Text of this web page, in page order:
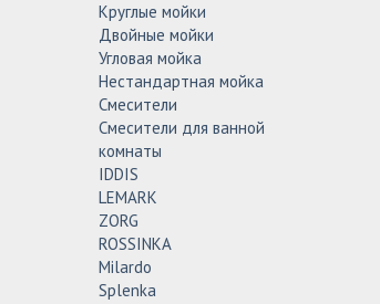
Круглые мойки
Двойные мойки
Угловая мойка
Нестандартная мойка
Смесители
Смесители для ванной
комнаты
IDDIS
LEMARK
ZORG
ROSSINKA
Milardo
Splenka